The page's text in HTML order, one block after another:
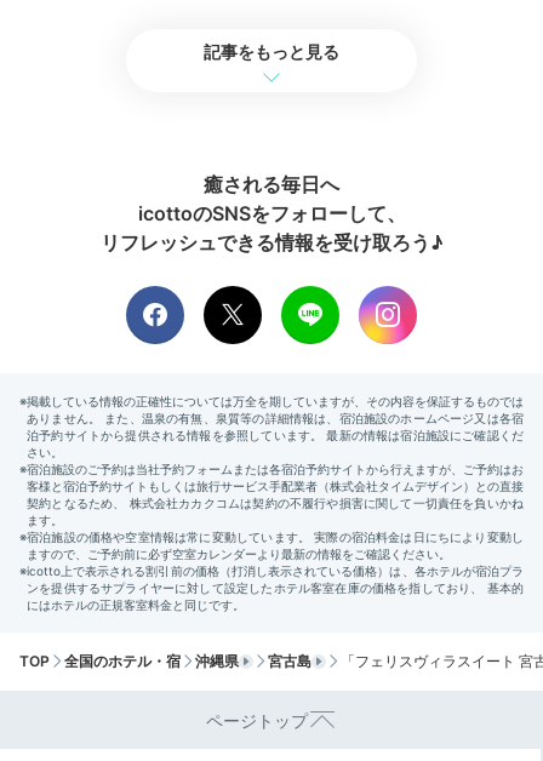
06:30
朝から元気に
シュノーケリング
隣接する「博愛わいわいビーチ」の周りは、ウミガメの
ウォッチスポットとして知られています。朝からアクテ
記事をもっと見る
癒される毎日へ
icottoのSNSをフォローして、
リフレッシュできる情報を受け取ろう♪
TOP 全国のホテル・宿 沖縄県 宮古島 「フェリスヴィラスイート
ページトップ